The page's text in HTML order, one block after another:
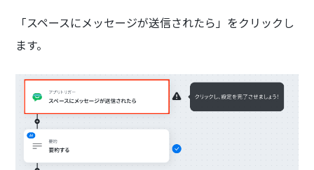
「スペースにメッセージが送信されたら」をクリックし
ます。